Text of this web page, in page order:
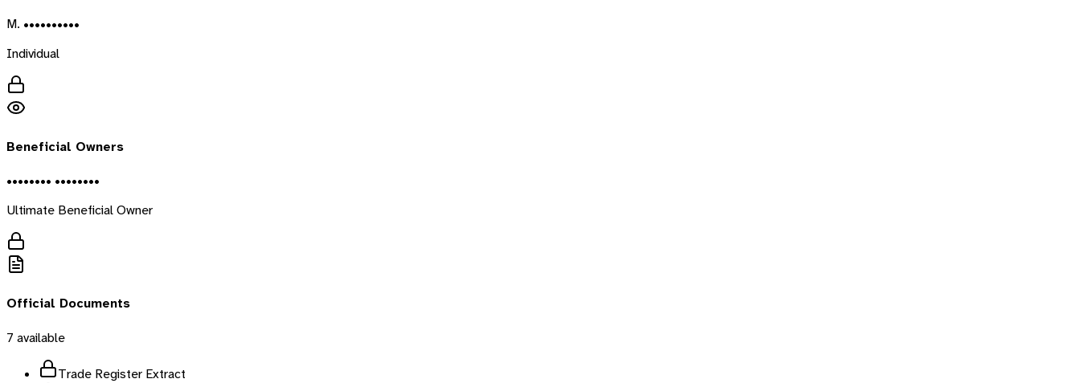
M. ••••••••••
Individual
Beneficial Owners
•••••••• ••••••••
Ultimate Beneficial Owner
Official Documents
7 available
Trade Register Extract